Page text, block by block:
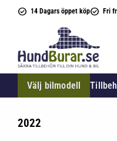
14 Dagars öppet köp Fri
Välj bilmodell
2022